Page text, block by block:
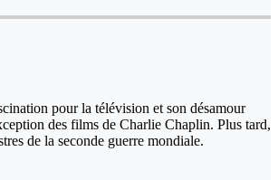
pour la télévision et son désamour
des films de Charlie Chaplin. Plus tard,
de la seconde guerre mondiale.